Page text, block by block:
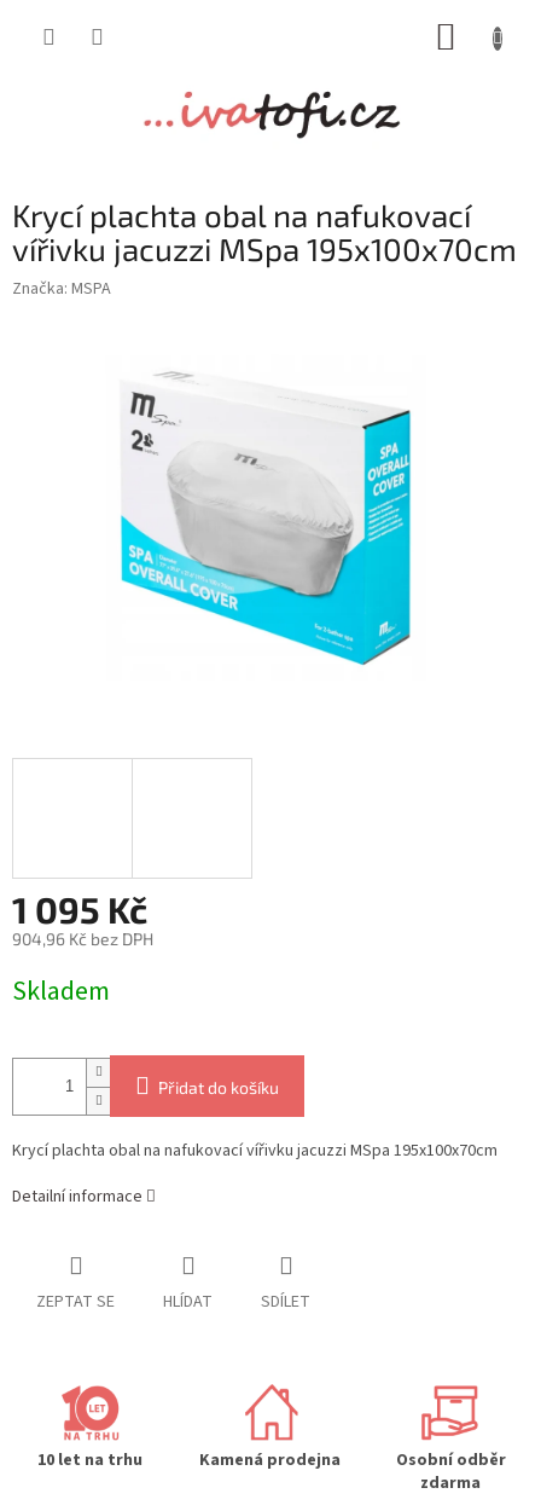
Krycí plachta obal na nafukovací
vířivku jacuzzi MSpa 195x100x70cm
Značka: MSPA
1 095 Kč
904,96 Kč bez DPH
cena:
Skladem
Přidat do košíku
Krycí plachta obal na nafukovací vířivku jacuzzi MSpa 195x100x70cm
Detailní informace
ZEPTAT SE HLÍDAT SDÍLET
10 let na trhu Kamená prodejna
Osobní odběr
zdarma